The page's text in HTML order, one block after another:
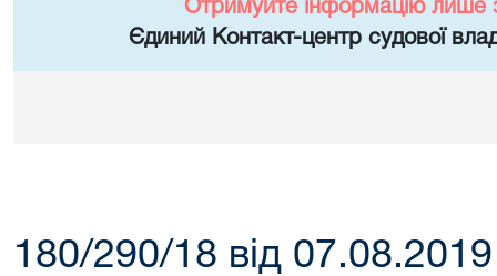
Отримуйте інформацію лише
Єдиний Контакт-центр судової
180/290/18 від